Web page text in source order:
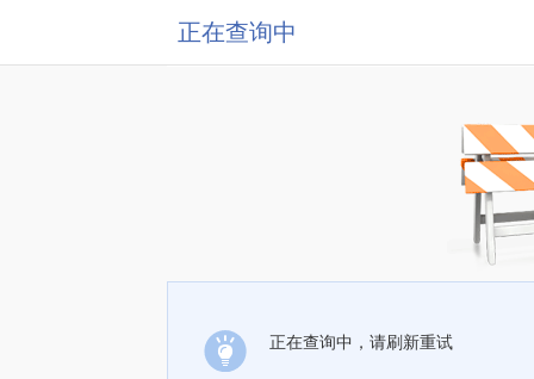
正在查询中
正在查询中，请刷新重试